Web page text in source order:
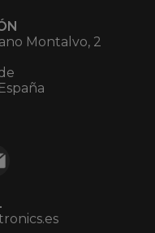
Montalvo, 2